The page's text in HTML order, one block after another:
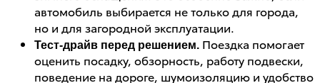
автомобиль выбирается не только для города,
но и для загородной эксплуатации.
Тест-драйв перед решением. Поездка помогает
оценить посадку, обзорность, работу подвески,
поведение на дороге, шумоизоляцию и удобство